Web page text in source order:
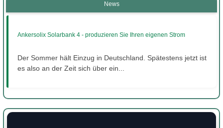
News
Ankersolix Solarbank 4 - produzieren Sie Ihren eigenen Strom
Der Sommer hält Einzug in Deutschland. Spätestens jetzt ist
es also an der Zeit sich über ein...